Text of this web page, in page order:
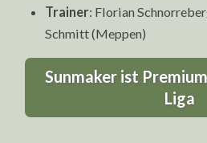
Trainer: Florian
Schmitt (Meppen)
Sunmaker ist
Liga